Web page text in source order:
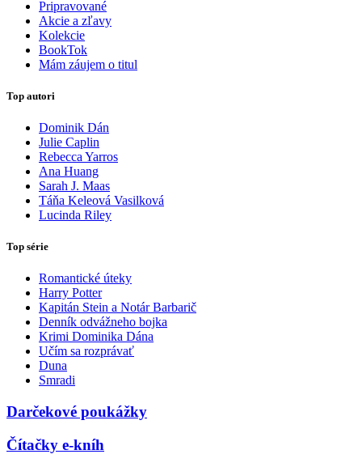
Pripravované
Akcie a zľavy
Kolekcie
BookTok
Mám záujem o titul
Top autori
Dominik Dán
Julie Caplin
Rebecca Yarros
Ana Huang
Sarah J. Maas
Táňa Keleová Vasilková
Lucinda Riley
Top série
Romantické úteky
Harry Potter
Kapitán Stein a Notár Barbarič
Denník odvážneho bojka
Krimi Dominika Dána
Učím sa rozprávať
Duna
Smradi
Darčekové poukážky
Čítačky e-kníh